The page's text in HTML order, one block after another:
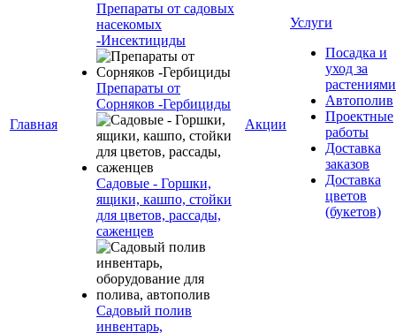
Главная
Препараты от садовых
насекомых
-Инсектициды
Препараты от
Сорняков -Гербициды
Садовые - Горшки,
ящики, кашпо, стойки
для цветов, рассады,
саженцев
Садовый полив
инвентарь,
Акции
Услуги
Посадка и
уход за
растениями
Автополив
Проектные
работы
Доставка
заказов
Доставка
цветов
(букетов)